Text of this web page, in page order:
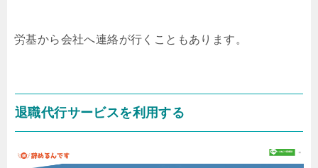
労基から会社へ連絡が行くこともあります。
退職代行サービスを利用する